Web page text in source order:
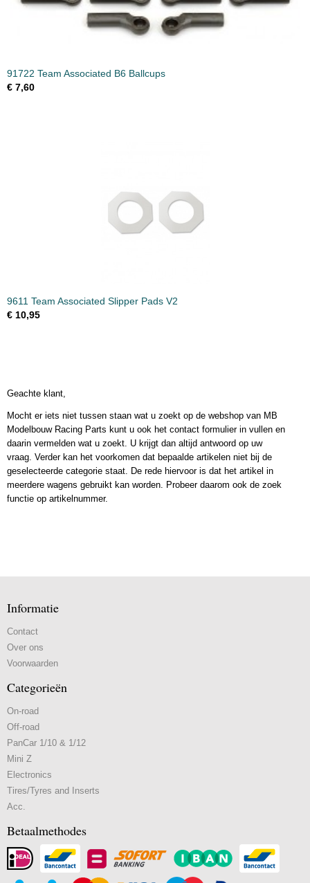
91722 Team Associated B6 Ballcups
€ 7,60
9611 Team Associated Slipper Pads V2
€ 10,95
Geachte klant,
Mocht er iets niet tussen staan wat u zoekt op de webshop van MB
Modelbouw Racing Parts kunt u ook het contact formulier in vullen en
daarin vermelden wat u zoekt. U krijgt dan altijd antwoord op uw
vraag. Verder kan het voorkomen dat bepaalde artikelen niet bij de
geselecteerde categorie staat. De rede hiervoor is dat het artikel in
meerdere wagens gebruikt kan worden. Probeer daarom ook de zoek
functie op artikelnummer.
Informatie
Contact
Over ons
Voorwaarden
Categorieën
On-road
Off-road
PanCar 1/10 & 1/12
Mini Z
Electronics
Tires/Tyres and Inserts
Acc.
Betaalmethodes